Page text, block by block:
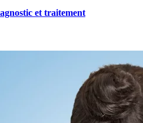
et traitement